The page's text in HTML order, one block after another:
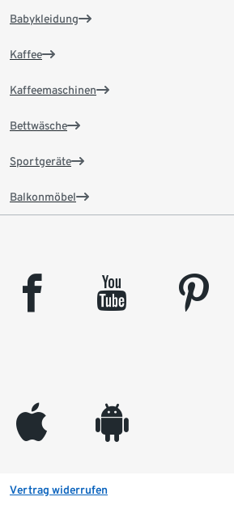
Babykleidung
Kaffee
Kaffeemaschinen
Bettwäsche
Sportgeräte
Balkonmöbel
facebook youtube pinterest
appleinc android
Vertrag widerrufen